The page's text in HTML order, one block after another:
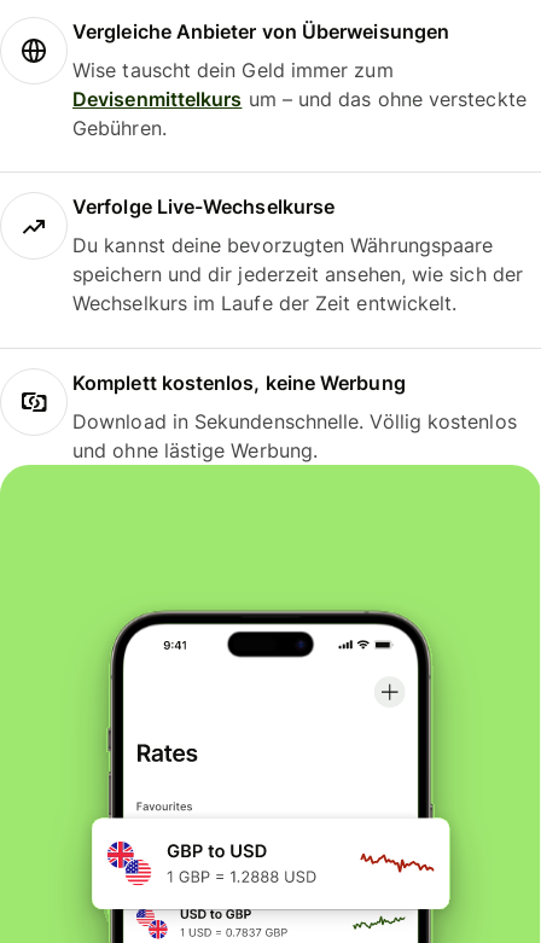
Vergleiche Anbieter von Überweisungen
Wise tauscht dein Geld immer zum
Devisenmittelkurs um – und das ohne versteckte
Gebühren.
Verfolge Live-Wechselkurse
Du kannst deine bevorzugten Währungspaare
speichern und dir jederzeit ansehen, wie sich der
Wechselkurs im Laufe der Zeit entwickelt.
Komplett kostenlos, keine Werbung
Download in Sekundenschnelle. Völlig kostenlos
und ohne lästige Werbung.